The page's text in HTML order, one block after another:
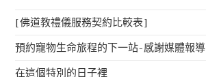
[佛道教禮儀服務契約比較表]
預約寵物生命旅程的下一站-感謝媒體報導
在這個特別的日子裡